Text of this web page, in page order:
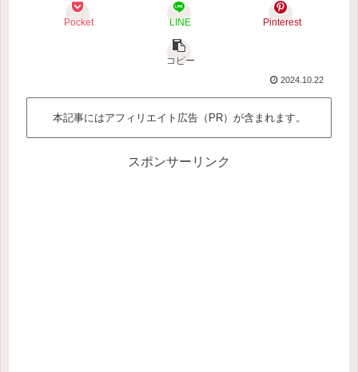
Pocket LINE Pinterest
コピー
2024.10.22
本記事にはアフィリエイト広告（PR）が含まれます。
スポンサーリンク